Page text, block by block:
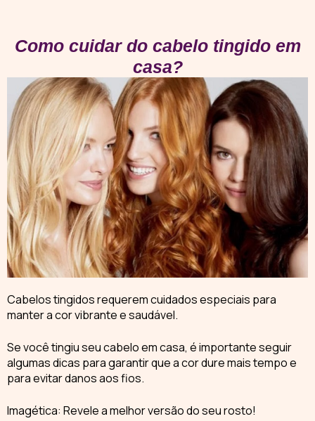
Como cuidar do cabelo tingido em
casa?
Cabelos tingidosrequerem cuidados especiais para
manter a cor vibrante e saudável.
Se você tingiu seu cabelo em casa, é importante seguir
algumas dicas para garantir que a cor dure mais tempo e
para evitardanos aos fios.
Imagética: Revele a melhor versão do seu rosto!